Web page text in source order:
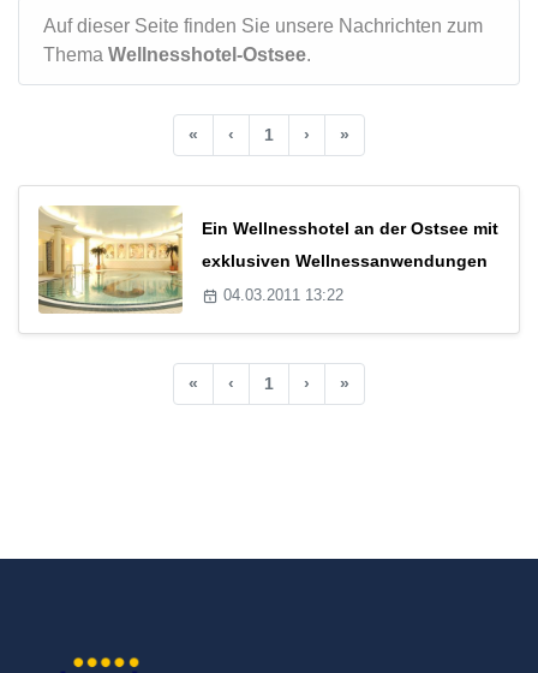
Auf dieser Seite finden Sie unsere Nachrichten zum
Thema Wellnesshotel-Ostsee.
« ‹ 1 › »
Ein Wellnesshotel an der Ostsee mit
exklusiven Wellnessanwendungen
04.03.2011 13:22
« ‹ 1 › »